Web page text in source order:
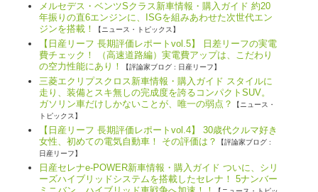
メルセデス・ベンツSクラス新車情報・購入ガイド 約20
年振りの直6エンジンに、ISGを組みあわせた次世代エン
ジンを搭載！
【ニュース・トピックス】
【日産リーフ 長期評価レポートvol.5】 日差リーフの実電
費チェック！ （高速道路編）実電費アップは、こだわり
の空力性能にあり！
【評論家ブログ : 日産リーフ】
三菱エクリプスクロス新車情報・購入ガイド スタイルに
走り、装備とスキ無しの完成度を誇るコンパクトSUV。
ガソリン車だけしかないことが、唯一の弱点？
【ニュース・
トピックス】
【日産リーフ 長期評価レポートvol.4】 30歳代クルマ好き
女性、初めての電気自動車！ その評価は？
【評論家ブログ :
日産リーフ】
日産セレナe-POWER新車情報・購入ガイド ついに、シリ
ーズハイブリッドシステムを搭載したセレナ！ 5ナンバー